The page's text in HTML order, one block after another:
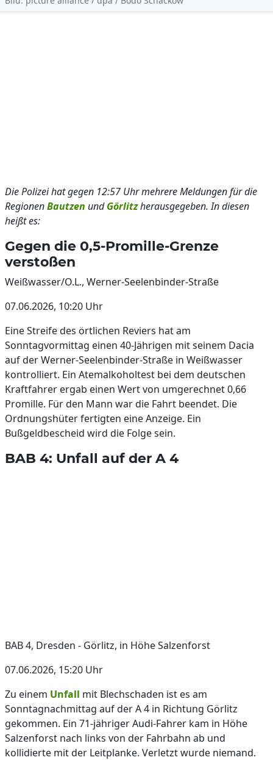
Die Polizei hat gegen 12:57 Uhr mehrere Meldungen für die
RegionenBautzen undGörlitzherausgegeben. In diesen
heißt es:
Gegen die 0,5-Promille-Grenze
verstoßen
Weißwasser/O.L., Werner-Seelenbinder-Straße
07.06.2026, 10:20 Uhr
Eine Streife des örtlichen Reviers hat am
Sonntagvormittag einen 40-Jährigen mit seinem Dacia
auf der Werner-Seelenbinder-Straße in Weißwasser
kontrolliert. Ein Atemalkoholtest bei dem deutschen
Kraftfahrer ergab einen Wert von umgerechnet 0,66
Promille. Für den Mann war die Fahrt beendet. Die
Ordnungshüter fertigten eine Anzeige. Ein
Bußgeldbescheid wird die Folge sein.
BAB 4: Unfall auf der A 4
BAB 4, Dresden - Görlitz, in Höhe Salzenforst
07.06.2026, 15:20 Uhr
Zu einem Unfall mit Blechschaden ist es am
Sonntagnachmittag auf der A 4 in Richtung Görlitz
gekommen. Ein 71-jähriger Audi-Fahrer kam in Höhe
Salzenforst nach links von der Fahrbahn ab und
kollidierte mit der Leitplanke. Verletzt wurde niemand.